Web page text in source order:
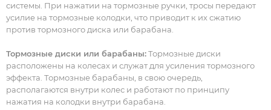
системы. При нажатии на тормозные ручки, тросы передают
усилие на тормозные колодки, что приводит к их сжатию
против тормозного диска или барабана.
Тормозные диски или барабаны:Тормозные диски
расположены на колесах и служат для усиления тормозного
эффекта. Тормозные барабаны, в свою очередь,
располагаются внутри колес и работают по принципу
нажатия на колодки внутри барабана.